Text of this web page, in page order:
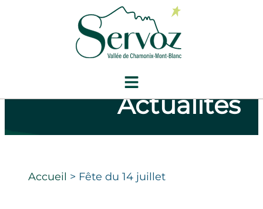
Actualités
Accueil > Fête du 14 juillet